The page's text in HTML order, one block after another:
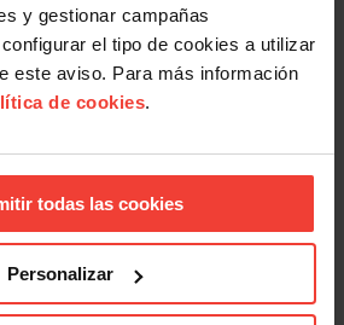
y gestionar campañas
el tipo de cookies a utilizar
este aviso. Para más información
de cookies.
todas las cookies
Personalizar